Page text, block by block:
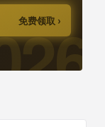
免费领取 ›